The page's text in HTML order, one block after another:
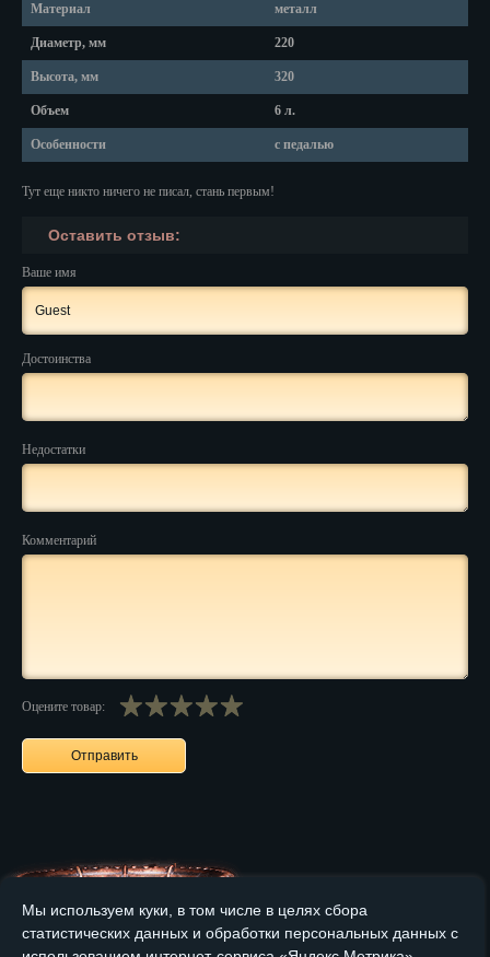
Курган
Майкоп
Махачкала
Мурманск
Набережные Челны
Назрань
Нальчик
Новороссийск
Оренбург
Материал металл
Диаметр, мм 220
Высота, мм 320
Объем 6 л.
Особенности с педалью
Тут еще никто ничего не писал, стань первым!
Оставить отзыв:
Ваше имя
Достоинства
Недостатки
Комментарий
Оцените товар:
Мы используем куки, в том числе в целях сбора
статистических данных и обработки персональных данных с